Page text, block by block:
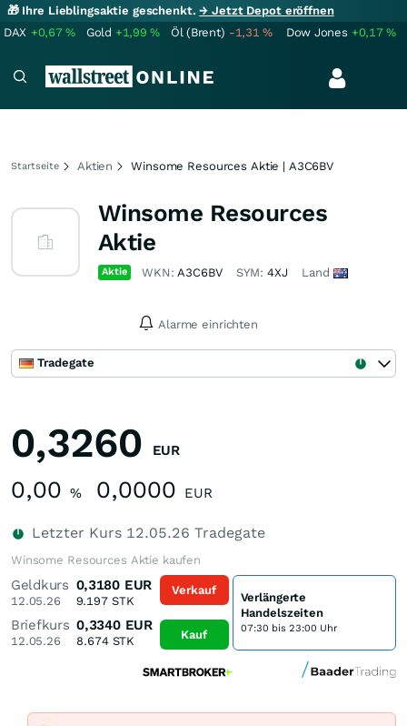
🎁 Ihre Lieblingsaktie geschenkt.→ Jetzt Depot eröffnen
DAX +0,67% Gold +1,99% Öl (Brent) -1,31% Dow Jones +0,17%
Startseite Aktien Winsome Resources Aktie | A3C6BV
Winsome Resources
Aktie
Aktie WKN:A3C6BV SYM: 4XJ Land
Alarme einrichten
Tradegate
0,3260 EUR
0,00 % 0,0000 EUR
Letzter Kurs 12.05.26 Tradegate
Winsome Resources Aktie kaufen
Geldkurs
12.05.26
0,3180 EUR
9.197STK
Briefkurs
12.05.26
0,3340 EUR
8.674STK
Verkauf
Kauf
Verlängerte
Handelszeiten
07:30 bis 23:00 Uhr